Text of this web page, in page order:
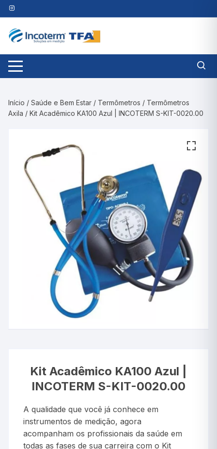
Pular
para
conteúdo
Início /Saúde e Bem Estar / Termômetros / Termômetros
Axila / Kit Acadêmico KA100 Azul | INCOTERM S-KIT-0020.00
Kit Acadêmico KA100 Azul |
INCOTERM S-KIT-0020.00
A qualidade que você já conhece em
instrumentos de medição, agora
acompanham os profissionais da saúde em
todas as fases de sua carreira com o Kit